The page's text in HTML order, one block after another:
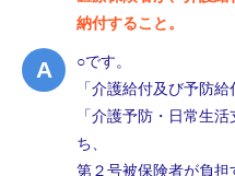
納付すること。
○です。
「介護給付及び予防
「介護予防・日常生
ち、
第２号被保険者が負